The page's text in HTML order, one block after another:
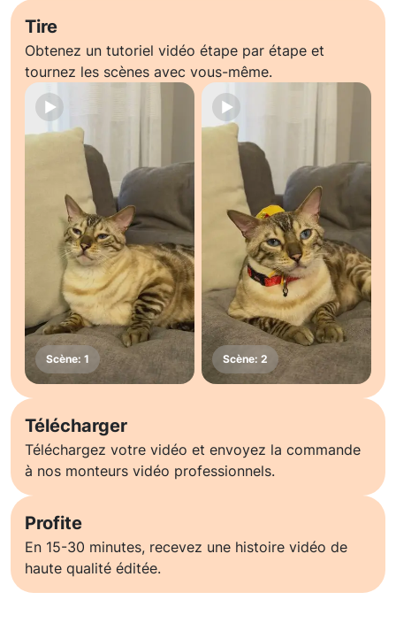
Tire
Obtenez un tutoriel vidéo étape par étape et
tournez les scènes avec vous-même.
Télécharger
Téléchargez votre vidéo et envoyez la commande
à nos monteurs vidéo professionnels.
Profite
En 15-30 minutes, recevez une histoire vidéo de
haute qualité éditée.